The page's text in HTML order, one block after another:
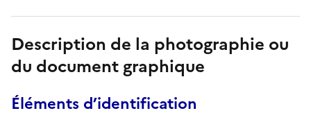
Description de la photographie ou
du document graphique
Éléments d’identification